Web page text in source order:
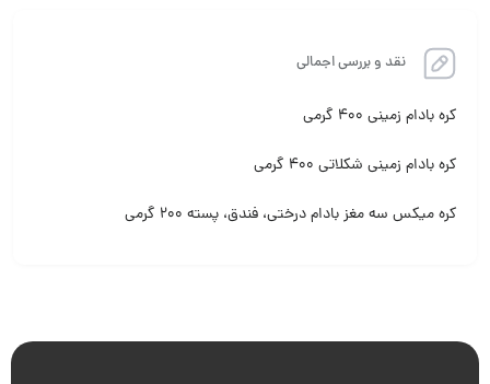
نقد و بررسی اجمالی
کره بادام زمینی 400 گرمی
کره بادام زمینی شکلاتی 400 گرمی
کره میکس سه مغز بادام درختی، فندق، پسته 200 گرمی